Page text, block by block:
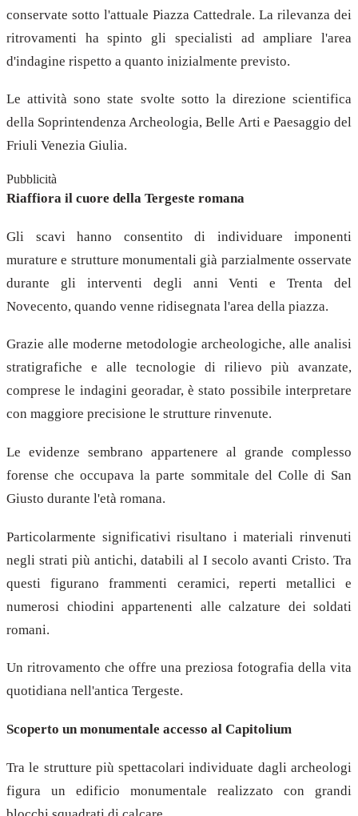
conservate sotto l'attuale Piazza Cattedrale. La rilevanza dei
ritrovamenti ha spinto gli specialisti ad ampliare l'area
d'indagine rispetto a quanto inizialmente previsto.
Le attività sono state svolte sotto la direzione scientifica
della Soprintendenza Archeologia, Belle Arti e Paesaggio del
Friuli Venezia Giulia.
Pubblicità
Riaffiora il cuore della Tergeste romana
Gli scavi hanno consentito di individuare imponenti
murature e strutture monumentali già parzialmente osservate
durante gli interventi degli anni Venti e Trenta del
Novecento, quando venne ridisegnata l'area della piazza.
Grazie alle moderne metodologie archeologiche, alle analisi
stratigrafiche e alle tecnologie di rilievo più avanzate,
comprese le indagini georadar, è stato possibile interpretare
con maggiore precisione le strutture rinvenute.
Le evidenze sembrano appartenere al grande complesso
forense che occupava la parte sommitale del Colle di San
Giusto durante l'età romana.
Particolarmente significativi risultano i materiali rinvenuti
negli strati più antichi, databili al I secolo avanti Cristo. Tra
questi figurano frammenti ceramici, reperti metallici e
numerosi chiodini appartenenti alle calzature dei soldati
romani.
Un ritrovamento che offre una preziosa fotografia della vita
quotidiana nell'antica Tergeste.
Scoperto un monumentale accesso al Capitolium
Tra le strutture più spettacolari individuate dagli archeologi
figura un edificio monumentale realizzato con grandi